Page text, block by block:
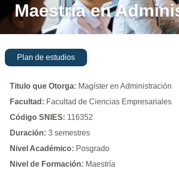
Maestría en
Plan de estudios
Titulo que Otorga: Magíster en Administración
Facultad: Facultad de Ciencias Empresariales
Código SNIES: 116352
Duración: 3 semestres
Nivel Académico: Posgrado
Nivel de Formación: Maestría